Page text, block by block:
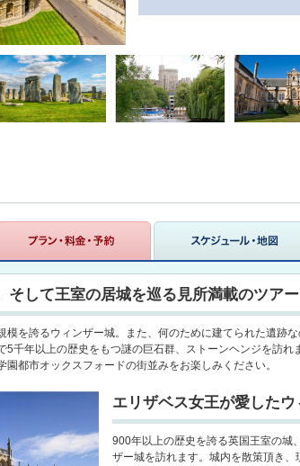
そして王室の居城を巡る見所満載のツアー
模を誇るウィンザー城。また、何のために建てられた遺跡
5千年以上の歴史をもつ謎の巨石群、ストーンヘンジを訪れ
都市オックスフォードの街並みをお楽しみください。
エリザベス女王が愛した
900年以上の歴史を誇る英国王室の城
ザー城を訪れます。城内を散策頂き